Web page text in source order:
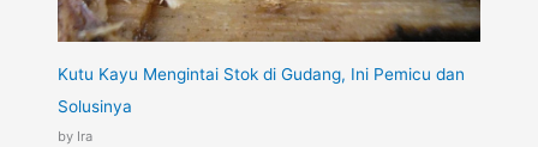
Kutu Kayu Mengintai Stok di Gudang, Ini Pemicu dan
Solusinya
by Ira